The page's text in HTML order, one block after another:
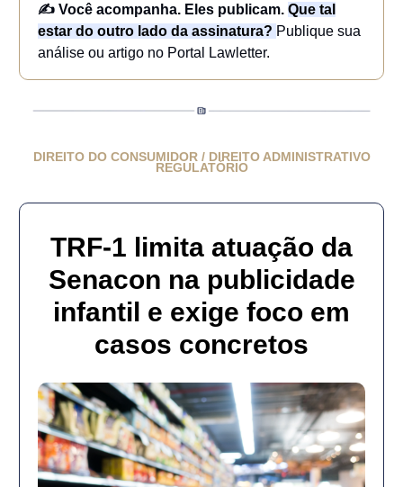
✍️ Você acompanha. Eles publicam. Que tal
estar do outro lado da assinatura? Publique sua
análise ou artigo no Portal Lawletter.
DIREITO DO CONSUMIDOR / DIREITO ADMINISTRATIVO
REGULATÓRIO
TRF-1 limita atuação da
Senacon na publicidade
infantil e exige foco em
casos concretos